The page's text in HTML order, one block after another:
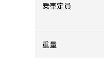
乗車定員
重量